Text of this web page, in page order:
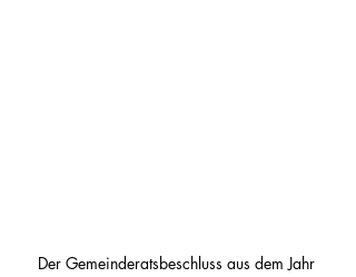
Der Gemeinderatsbeschluss aus dem Jahr